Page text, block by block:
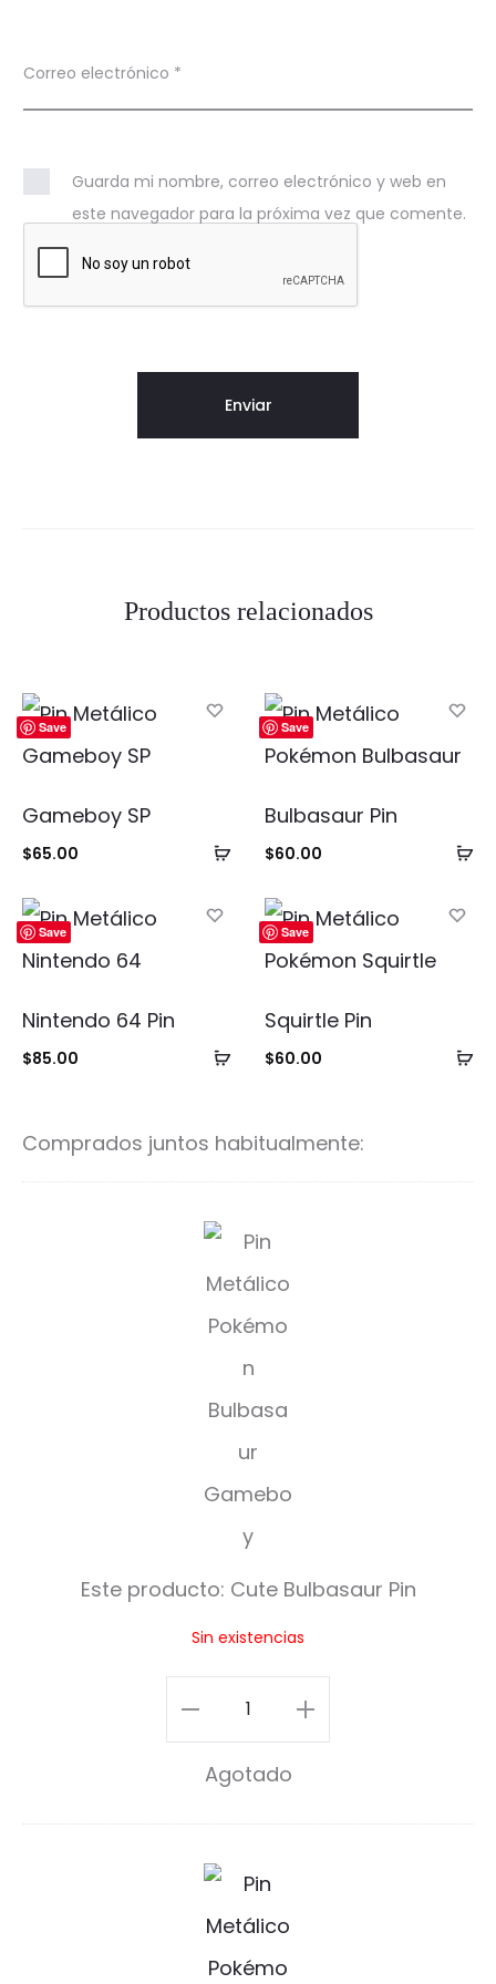
Correo electrónico *
Guarda mi nombre, correo electrónico y web en
este navegador para la próxima vez que comente.
Productos relacionados
Save
Añadir
carrito
Gameboy SP
$65.00
Save
Bulbasaur Pin
$60.00
Save
Añadir
Nintendo 64 Pin
$85.00
Save
Squirtle Pin
$60.00
Comprados juntos habitualmente:
C
u
t
e
B
u
l
b
a
r
P
i
Este producto: Cute Bulbasaur Pin
Sin existencias
Cute
Bulbasaur
cantidad
Agotado
C
u
t